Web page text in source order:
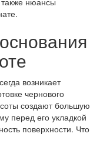
возникает
чернового
создают большую
перед его укладкой
поверхности. Что